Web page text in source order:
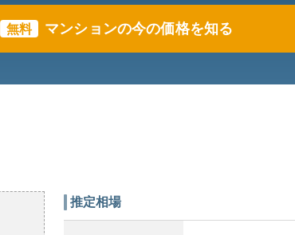
無料 マンションの今の価格を知る
推定相場